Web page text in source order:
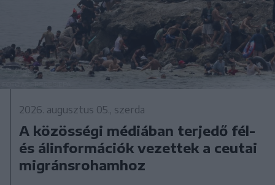
2026. augusztus 05., szerda
A közösségi médiában terjedő fél-
és álinformációk vezettek a ceutai
migránsrohamhoz